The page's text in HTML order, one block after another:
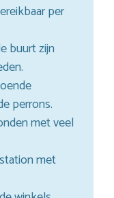
per
buurt zijn
perrons.
met veel
met